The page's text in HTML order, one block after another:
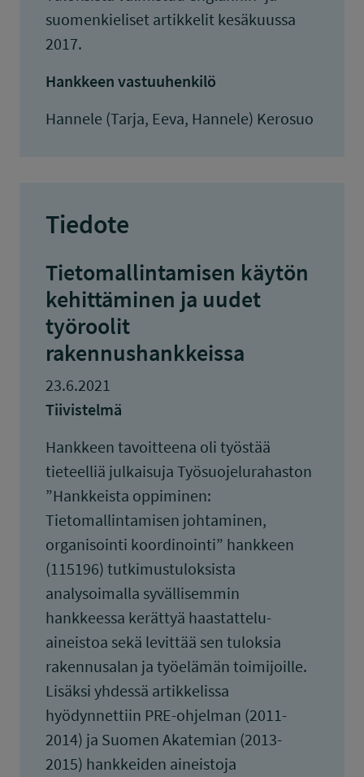
suomenkieliset artikkelit kesäkuussa
2017.
Hankkeen vastuuhenkilö
Hannele (Tarja, Eeva, Hannele) Kerosuo
Tiedote
Tietomallintamisen käytön
kehittäminen ja uudet
työroolit
rakennushankkeissa
23.6.2021
Tiivistelmä
Hankkeen tavoitteena oli työstää
tieteelliä julkaisuja Työsuojelurahaston
”Hankkeista oppiminen:
Tietomallintamisen johtaminen,
organisointi koordinointi” hankkeen
(115196) tutkimustuloksista
analysoimalla syvällisemmin
hankkeessa kerättyä haastattelu-
aineistoa sekä levittää sen tuloksia
rakennusalan ja työelämän toimijoille.
Lisäksi yhdessä artikkelissa
hyödynnettiin PRE-ohjelman (2011-
2014) ja Suomen Akatemian (2013-
2015) hankkeiden aineistoja